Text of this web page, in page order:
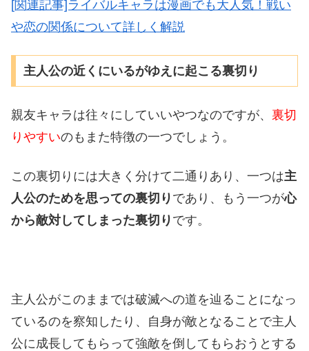
[関連記事]ライバルキャラは漫画でも大人気！戦い
や恋の関係について詳しく解説
主人公の近くにいるがゆえに起こる裏切り
親友キャラは往々にしていいやつなのですが、 裏切
りやすいのもまた特徴の一つでしょう。
この裏切りには大きく分けて二通りあり、一つは主
人公のためを思っての裏切り であり、もう一つが心
から敵対してしまった裏切り です。
主人公がこのままでは破滅への道を辿ることになっ
ているのを察知したり、自身が敵となることで主人
公に成長してもらって強敵を倒してもらおうとする